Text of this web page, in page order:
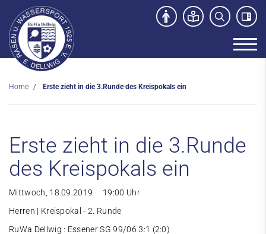
Home Erste zieht in die 3.Runde des Kreispokals ein
Erste zieht in die 3.Runde
des Kreispokals ein
Mittwoch, 18.09.2019 19:00 Uhr
Herren | Kreispokal - 2. Runde
RuWa Dellwig : Essener SG 99/06 3:1 (2:0)
Sport- und Kursangebot
Freibad
Kontakt